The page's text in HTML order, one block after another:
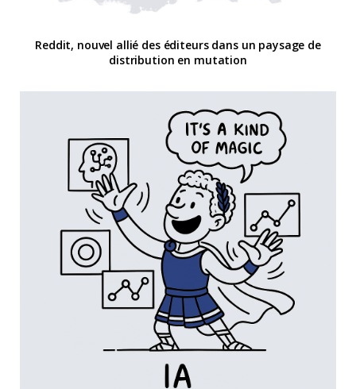
Reddit, nouvel allié des éditeurs dans un paysage de
distribution en mutation